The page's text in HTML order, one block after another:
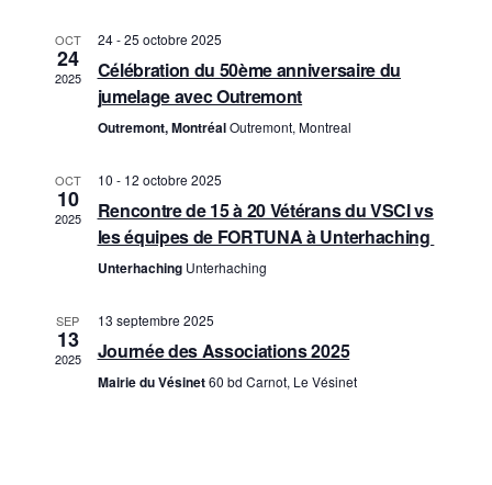
h
h
OCT
24
2025
24-25 octobre 2025
Célébration du 50ème anniversaire du
jumelage avec Outremont
Outremont, MontréalOutremont, Montreal
OCT
10
2025
10 - 12 octobre 2025
Rencontre de 15 à 20 Vétérans du VSCI vs
les équipes de FORTUNA à Unterhaching
Unterhaching Unterhaching
SEP
13
2025
13 septembre 2025
Journée des Associations 2025
Mairie du Vésinet60 bd Carnot, Le Vésinet